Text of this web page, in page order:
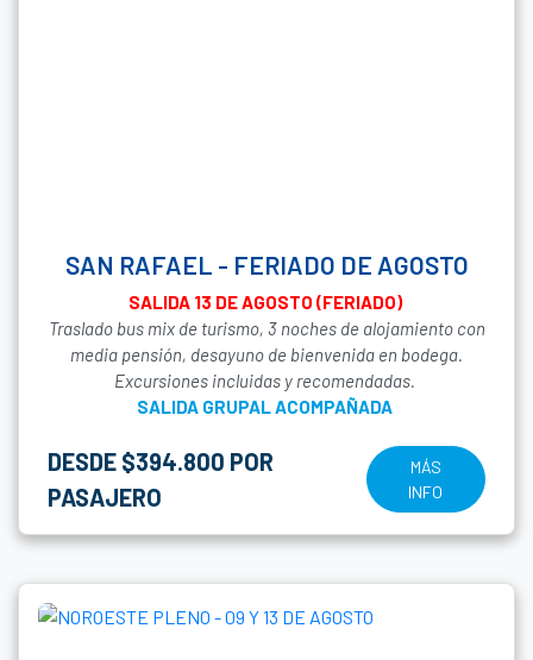
SAN RAFAEL - FERIADO DE AGOSTO
SALIDA 13 DE AGOSTO (FERIADO)
Traslado bus mix de turismo, 3 noches de alojamiento con
media pensión, desayuno de bienvenida en bodega.
Excursiones incluidas y recomendadas.
SALIDA GRUPAL ACOMPAÑADA
DESDE $394.800 POR
PASAJERO
MÁS
INFO